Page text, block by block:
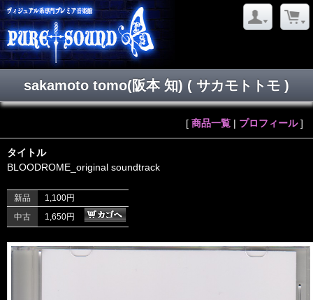
sakamoto tomo(阪本 知) ( サカモトトモ )
[ 商品一覧 | プロフィール]
タイトル
BLOODROME_original soundtrack
新品
1,100円
中古
1,650円